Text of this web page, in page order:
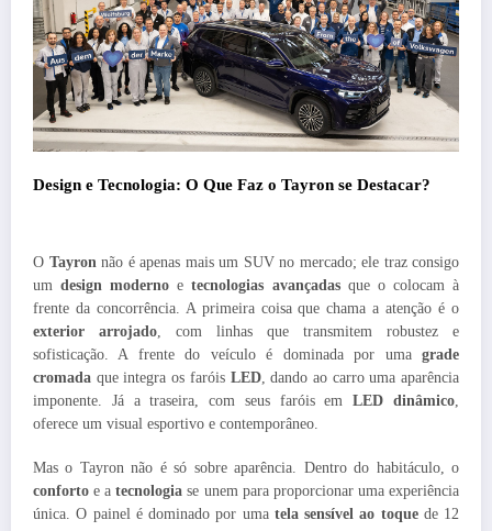
Design e Tecnologia: O Que Faz o Tayron se Destacar?
O Tayronnão é apenas mais um SUV no mercado; ele traz consigo
umdesign moderno etecnologias avançadasque o colocam à
frente da concorrência. A primeira coisa que chama a atenção é o
exterior arrojado, com linhas que transmitem robustez e
sofisticação. A frente do veículo é dominada por uma grade
cromada que integra os faróis LED, dando ao carro uma aparência
imponente. Já a traseira, com seus faróis emLED dinâmico,
oferece um visual esportivo e contemporâneo.
Mas o Tayron não é só sobre aparência. Dentro do habitáculo, o
conforto e atecnologia se unem para proporcionar uma experiência
única. O painel é dominado por uma tela sensível ao toquede 12